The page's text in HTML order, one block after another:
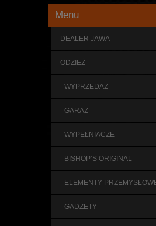
Menu
DEALER JAWA
ODZIEŻ
- WYPRZEDAŻ -
- GARAŻ -
- WYPEŁNIACZE
- BISHOP’S ORIGINAL
- ELEMENTY
- GADŻETY